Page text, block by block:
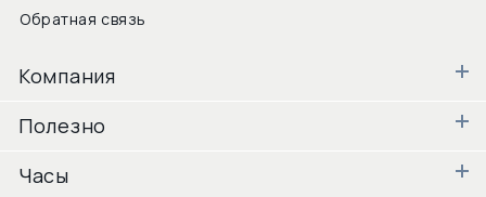
Обратная связь
Компания
Полезно
Часы